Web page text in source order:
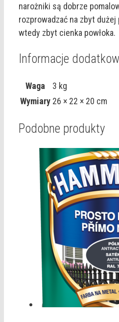
narożniki są dobrze
rozprowadzać na zbyt
wtedy zbyt cienka powłoka.
Informacje
Waga
3 kg
Wymiary 26 × 22 × 20 cm
Podobne produkty